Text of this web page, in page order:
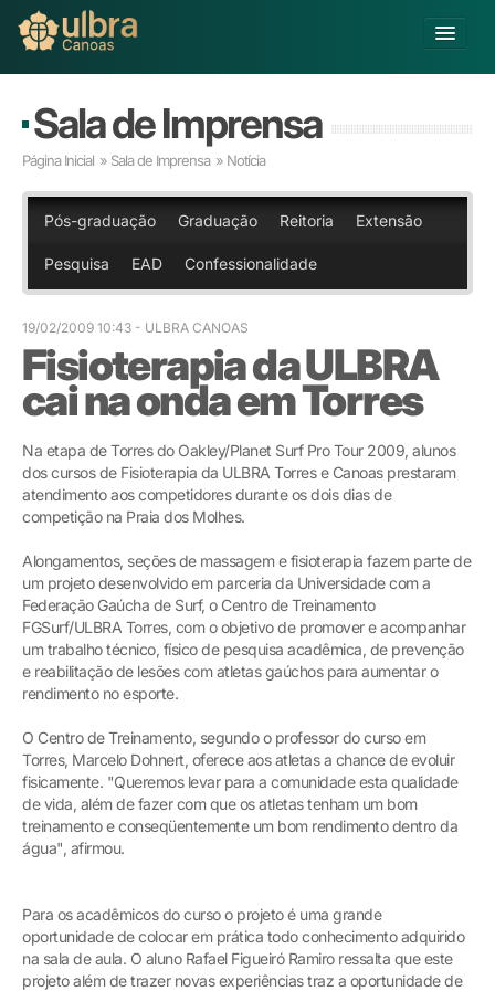
Buscar
Já sou Aluno
Matricule-se
Educação Básica
Graduação
Educação a Distância
Pós-graduação
Pesquisa
Extensão
Inovação
Sobre a ULBRA
Sala de Imprensa
Página Inicial » Sala de Imprensa » Notícia
Pós-graduação Graduação Reitoria Extensão
Pesquisa EAD Confessionalidade
19/02/2009 10:43 - ULBRA CANOAS
Fisioterapia da ULBRA
cai na onda em Torres
Na etapa de Torres do Oakley/Planet Surf Pro Tour 2009, alunos
dos cursos de Fisioterapia da ULBRA Torres e Canoas prestaram
atendimento aos competidores durante os dois dias de
competição na Praia dos Molhes.
Alongamentos, seções de massagem e fisioterapia fazem parte de
um projeto desenvolvido em parceria da Universidade com a
Federação Gaúcha de Surf, o Centro de Treinamento
FGSurf/ULBRA Torres, com o objetivo de promover e acompanhar
um trabalho técnico, físico de pesquisa acadêmica, de prevenção
e reabilitação de lesões com atletas gaúchos para aumentar o
rendimento no esporte.
O Centro de Treinamento, segundo o professor do curso em
Torres, Marcelo Dohnert, oferece aos atletas a chance de evoluir
fisicamente. "Queremos levar para a comunidade esta qualidade
de vida, além de fazer com que os atletas tenham um bom
treinamento e conseqüentemente um bom rendimento dentro da
água", afirmou.
Para os acadêmicos do curso o projeto é uma grande
oportunidade de colocar em prática todo conhecimento adquirido
na sala de aula. O aluno Rafael Figueiró Ramiro ressalta que este
projeto além de trazer novas experiências traz a oportunidade de